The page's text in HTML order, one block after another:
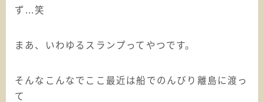
ず…笑
まあ、いわゆるスランプってやつです。
そんなこんなでここ最近は船でのんびり離島に渡っ
て